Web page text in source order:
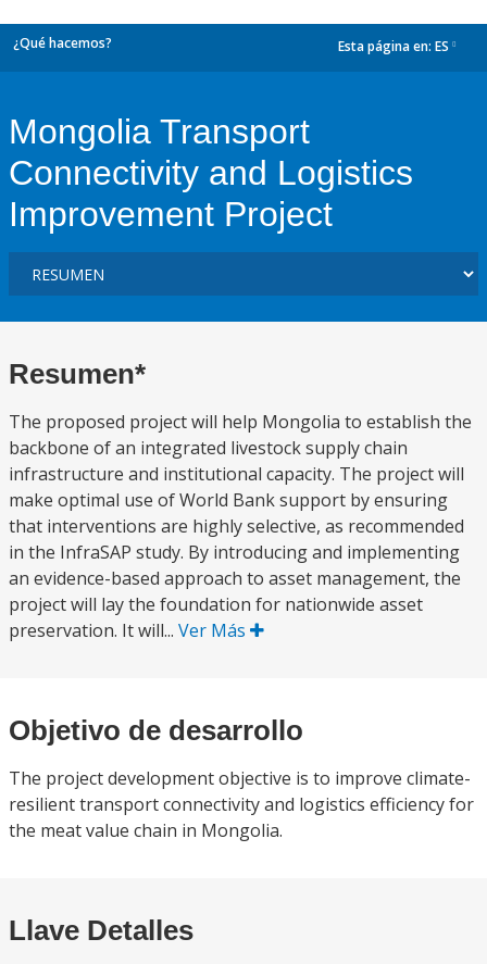
¿Qué hacemos? Esta página en: ES
Mongolia Transport
Connectivity and Logistics
Improvement Project
Resumen*
The proposed project will help Mongolia to establish the
backbone of an integrated livestock supply chain
infrastructure and institutional capacity. The project will
make optimal use of World Bank support by ensuring
that interventions are highly selective, as recommended
in the InfraSAP study. By introducing and implementing
an evidence-based approach to asset management, the
project will lay the foundation for nationwide asset
preservation. It will... Ver Más
Objetivo de desarrollo
The project development objective is to improve climate-
resilient transport connectivity and logistics efficiency for
the meat value chain in Mongolia.
Llave Detalles